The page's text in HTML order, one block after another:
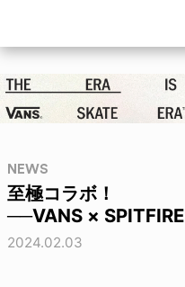
NEWS
至極コラボ！
──VANS × SPITFIRE
2024.02.03